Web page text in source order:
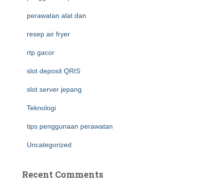
perawatan alat dan
resep air fryer
rtp gacor
slot deposit QRIS
slot server jepang
Teknologi
tips penggunaan perawatan
Uncategorized
Recent Comments